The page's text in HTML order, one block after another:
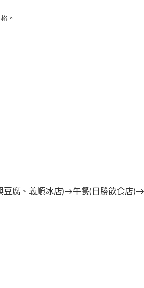
。
豆腐、義順冰店)→午餐(日勝飲食店